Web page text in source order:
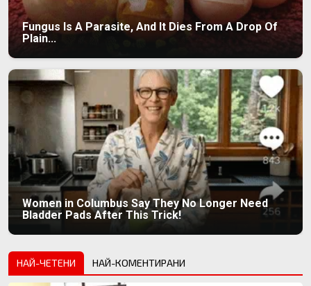
Fungus Is A Parasite, And It Dies From A Drop Of
Plain...
Women in Columbus Say They No Longer Need
Bladder Pads After This Trick!
НАЙ-ЧЕТЕНИ НАЙ-КОМЕНТИРАНИ